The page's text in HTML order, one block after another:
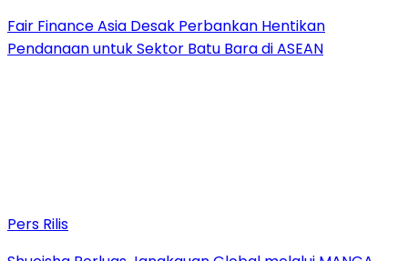
Fair Finance Asia Desak Perbankan Hentikan
Pendanaan untuk Sektor Batu Bara di ASEAN
Pers Rilis